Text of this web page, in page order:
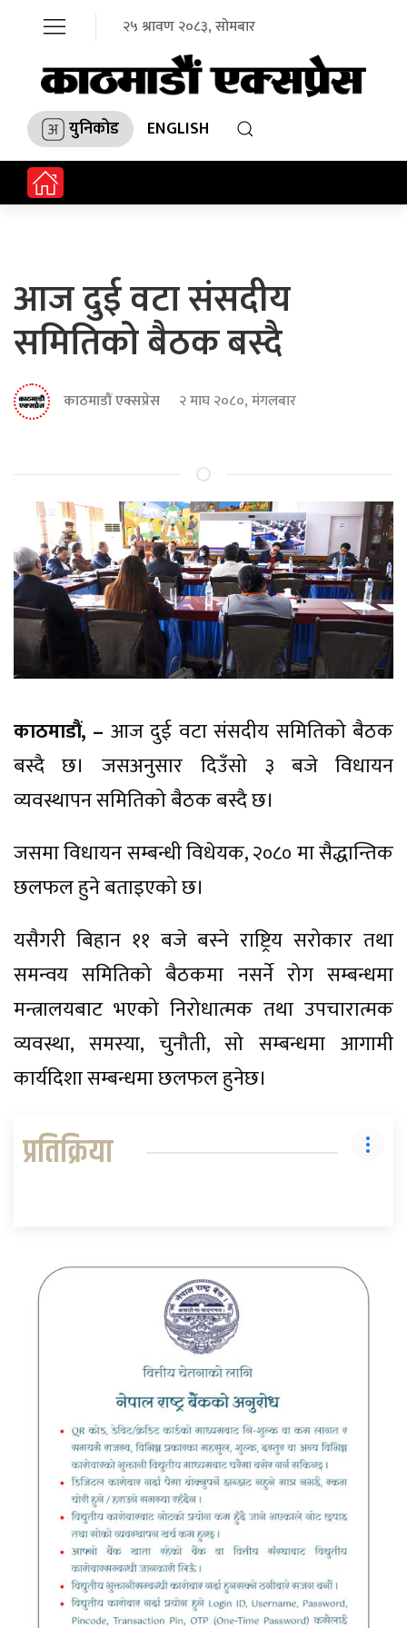
२५ श्रावण २०८३, सोमबार
युनिकोड ENGLISH
आज दुई वटा संसदीय
समितिको बैठक बस्दै
काठमाडौं एक्सप्रेस २ माघ २०८०, मंगलबार
काठमाडौं, – आज दुई वटा संसदीय समितिको बैठक
बस्दै छ। जसअनुसार दिउँसो ३ बजे विधायन
व्यवस्थापन समितिको बैठक बस्दै छ।
जसमा विधायन सम्बन्धी विधेयक, २०८० मा सैद्धान्तिक
छलफल हुने बताइएको छ।
यसैगरी बिहान ११ बजे बस्ने राष्ट्रिय सरोकार तथा
समन्वय समितिको बैठकमा नसर्ने रोग सम्बन्धमा
मन्त्रालयबाट भएको निरोधात्मक तथा उपचारात्मक
व्यवस्था, समस्या, चुनौती, सो सम्बन्धमा आगामी
कार्यदिशा सम्बन्धमा छलफल हुनेछ।
प्रतिक्रिया